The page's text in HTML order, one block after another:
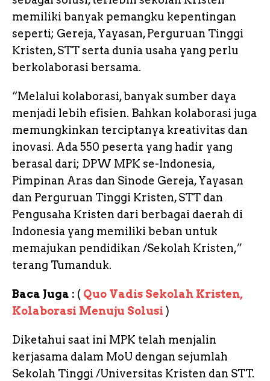
memiliki banyak pemangku kepentingan
seperti; Gereja, Yayasan, Perguruan Tinggi
Kristen, STT serta dunia usaha yang perlu
berkolaborasi bersama.
“Melalui kolaborasi, banyak sumber daya
menjadi lebih efisien. Bahkan kolaborasi juga
memungkinkan terciptanya kreativitas dan
inovasi. Ada 550 peserta yang hadir yang
berasal dari; DPW MPK se-Indonesia,
Pimpinan Aras dan Sinode Gereja, Yayasan
dan Perguruan Tinggi Kristen, STT dan
Pengusaha Kristen dari berbagai daerah di
Indonesia yang memiliki beban untuk
memajukan pendidikan /Sekolah Kristen,”
terang Tumanduk.
Baca Juga : ( Quo Vadis Sekolah Kristen,
Kolaborasi Menuju Solusi )
Diketahui saat ini MPK telah menjalin
kerjasama dalam MoU dengan sejumlah
Sekolah Tinggi /Universitas Kristen dan STT.